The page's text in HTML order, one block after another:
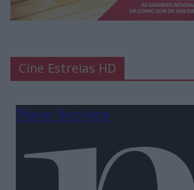
Cine Estreias HD